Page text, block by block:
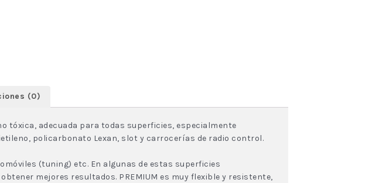
(0)
tóxica, adecuada para todas superficies, especialmente
policarbonato Lexan, slot y carrocerías de radio control.
(tuning) etc. En algunas de estas superficies
mejores resultados. PREMIUM es muy flexible y resistente,